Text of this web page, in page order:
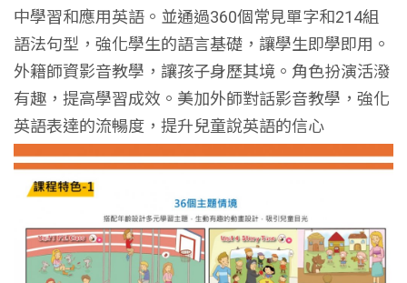
中學習和應用英語。並通過360個常見單字和214組
語法句型，強化學生的語言基礎，讓學生即學即用。
外籍師資影音教學，讓孩子身歷其境。角色扮演活潑
有趣，提高學習成效。美加外師對話影音教學，強化
英語表達的流暢度，提升兒童說英語的信心